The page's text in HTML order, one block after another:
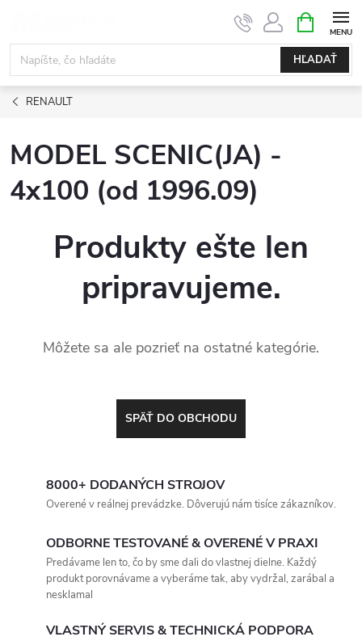
obsah
HĽADAŤ
KOŠÍK
RENAULT
MODEL SCENIC(JA) -
4x100 (od 1996.09)
Produkty ešte len
pripravujeme.
Môžete sa ale pozrieť na ostatné kategórie.
SPÄŤ DO OBCHODU
8000+ DODANÝCH STROJOV
Overené v reálnej prevádzke. Dôverujú nám tisíce zákazníkov.
ODBORNE TESTOVANÉ & OVERENÉ V PRAXI
Predávame len to, čo by sme dali do vlastnej dielne. Každý
produkt porovnávame a vyberáme tak, aby vydržal, zarábal a
nesklamal
VLASTNÝ SERVIS & TECHNICKÁ PODPORA